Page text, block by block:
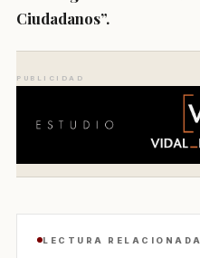
Ciudadanos”.
PUBLICIDAD
LECTURA RELACIONADA